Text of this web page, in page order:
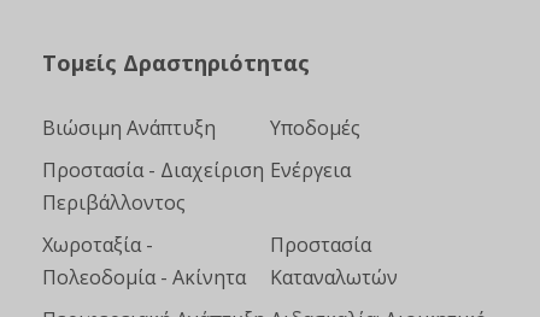
Τομείς Δραστηριότητας
Βιώσιμη Ανάπτυξη
Υποδομές
Προστασία - Διαχείριση
Περιβάλλοντος
Ενέργεια
Χωροταξία -
Πολεοδομία - Ακίνητα
Προστασία
Καταναλωτών